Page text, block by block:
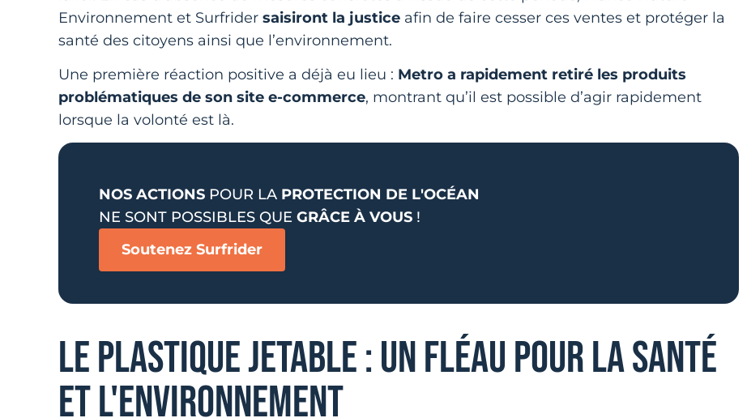
Environnement et Surfrider saisiront la justice afin de faire cesser ces ventes et protéger la
santé des citoyens ainsi que l’environnement.
Une première réaction positive a déjà eu lieu : Metro a rapidement retiré les produits
problématiques de son site e-commerce, montrant qu’il est possible d’agir rapidement
lorsque la volonté est là.
NOS ACTIONS POUR LA PROTECTION DE L'OCÉAN
NE SONT POSSIBLES QUE GRÂCE À VOUS !
Soutenez Surfrider
LE PLASTIQUE JETABLE : UN FLÉAU POUR LA SANTÉ
ET L'ENVIRONNEMENT